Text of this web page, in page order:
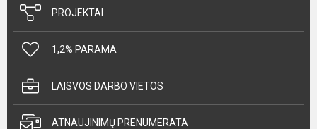
PROJEKTAI
1,2% PARAMA
LAISVOS DARBO VIETOS
ATNAUJINIMŲ PRENUMERATA